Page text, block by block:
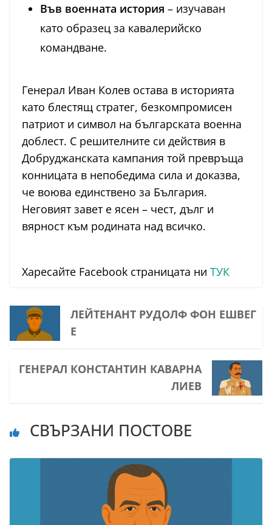
Във военната история – изучаван
като образец за кавалерийско
командване.
Генерал Иван Колев остава в историята
като блестящ стратег, безкомпромисен
патриот и символ на българската военна
доблест. С решителните си действия в
Добруджанската кампания той превръща
конницата в непобедима сила и доказва,
че воюва единствено за България.
Неговият завет е ясен – чест, дълг и
вярност към родината над всичко.
Харесайте Facebook страницата ни ТУК
ЛЕЙТЕНАНТ РУДОЛФ ФОН ЕШВЕГ
Е
ГЕНЕРАЛ КОНСТАНТИН КАВАРНА
ЛИЕВ
СВЪРЗАНИ ПОСТОВЕ